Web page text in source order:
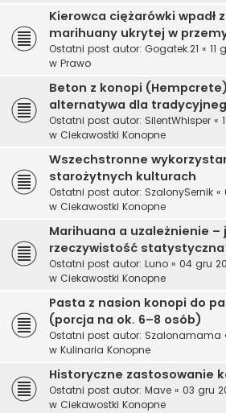
Kierowca ciężarówki wpadł
marihuany ukrytej w
Ostatni post autor: Gogatek.21 « 11
w Prawo
Beton z konopi
alternatywa dla
Ostatni post autor: SilentWhisper «
w Ciekawostki Konopne
Wszechstronne
starożytnych kulturach
Ostatni post autor: SzalonySernik «
w Ciekawostki Konopne
Marihuana a uzależnienie –
rzeczywistość
Ostatni post autor: Luno « 04 gru
w Ciekawostki Konopne
Pasta z nasion konopi do
(porcja na ok. 6–8 osób)
Ostatni post autor: Szalonamama
w Kulinaria Konopne
Historyczne zastosowanie
Ostatni post autor: Mave « 03 gru
w Ciekawostki Konopne